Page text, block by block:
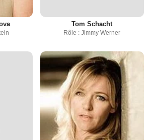
Tom Schacht
Rôle : Jimmy Werner